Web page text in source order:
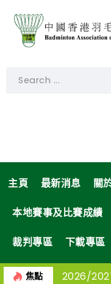
主頁 最新消息 關
本地賽事及比賽成績
裁判專區 下載專區
焦點